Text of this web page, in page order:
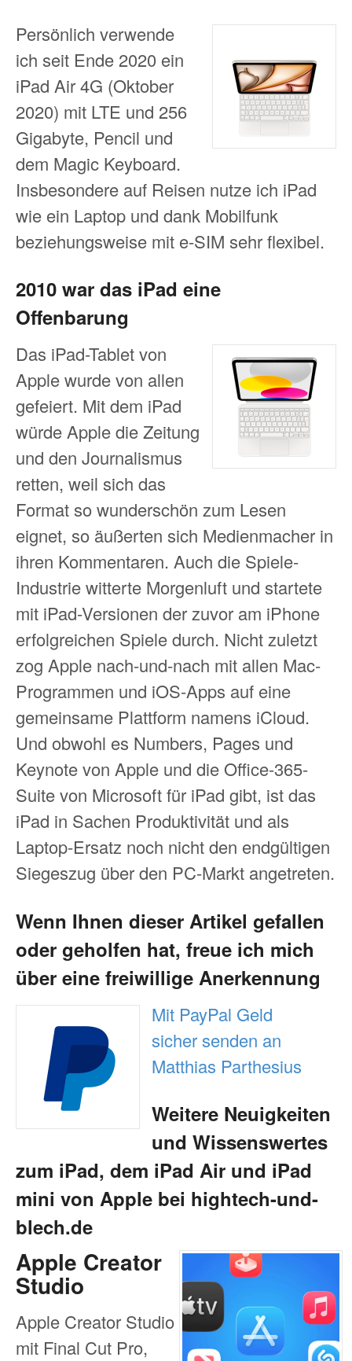
Persönlich verwende
ich seit Ende 2020 ein
iPad Air 4G (Oktober
2020) mit LTE und 256
Gigabyte, Pencil und
dem Magic Keyboard.
Insbesondere auf Reisen nutze ich iPad
wie ein Laptop und dank Mobilfunk
beziehungsweise mit e-SIM sehr flexibel.
2010 war das iPad eine
Offenbarung
Das iPad-Tablet von
Apple wurde von allen
gefeiert. Mit dem iPad
würde Apple die Zeitung
und den Journalismus
retten, weil sich das
Format so wunderschön zum Lesen
eignet, so äußerten sich Medienmacher in
ihren Kommentaren. Auch die Spiele-
Industrie witterte Morgenluft und startete
mit iPad-Versionen der zuvor am iPhone
erfolgreichen Spiele durch. Nicht zuletzt
zog Apple nach-und-nach mit allen Mac-
Programmen und iOS-Apps auf eine
gemeinsame Plattform namens iCloud.
Und obwohl es Numbers, Pages und
Keynote von Apple und die Office-365-
Suite von Microsoft für iPad gibt, ist das
iPad in Sachen Produktivität und als
Laptop-Ersatz noch nicht den endgültigen
Siegeszug über den PC-Markt angetreten.
Wenn Ihnen dieser Artikel gefallen
oder geholfen hat, freue ich mich
über eine freiwillige Anerkennung
Mit PayPal Geld
sicher senden an
Matthias Parthesius
Weitere Neuigkeiten
und Wissenswertes
zum iPad, dem iPad Air und iPad
mini von Apple bei hightech-und-
blech.de
Apple Creator
Studio
Apple Creator Studio
mit Final Cut Pro,